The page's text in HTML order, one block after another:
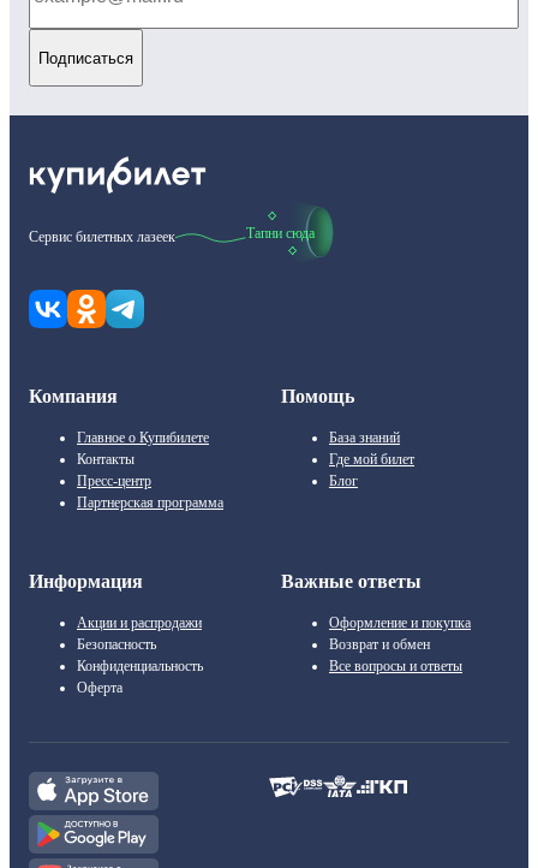
Подписаться
Сервис билетных лазеек Тапни сюда
Компания
Главное о Купибилете
Контакты
Пресс-центр
Партнерская программа
Помощь
База знаний
Где мой билет
Блог
Информация
Акции и распродажи
Безопасность
Конфиденциальность
Оферта
Важные ответы
Оформление и покупка
Возврат и обмен
Все вопросы и ответы